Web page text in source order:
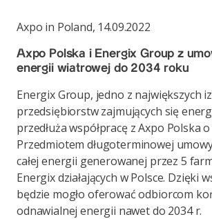
Axpo in Poland, 14.09.2022
Axpo Polska i Energix Group z
energii wiatrowej do 2034 roku
Energix Group, jedno z największych
przedsiębiorstw zajmujących się
przedłuża współpracę z Axpo Polska
Przedmiotem długoterminowej
całej energii generowanej przez 5
Energix działających w Polsce. Dzięki
będzie mogło oferować odbiorcom
odnawialnej energii nawet do 2034 r.